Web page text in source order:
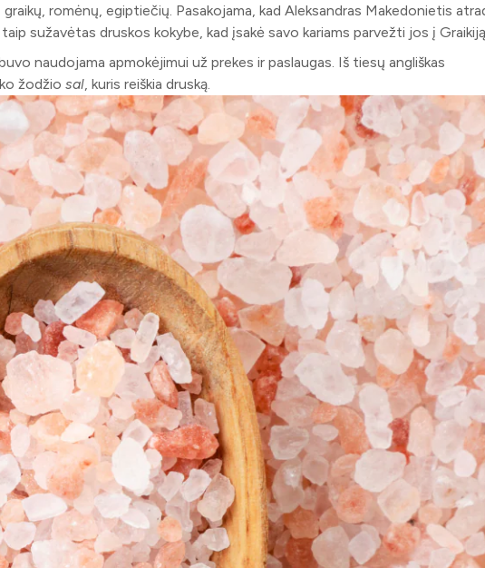
romėnų, egiptiečių. Pasakojama, kad Aleksandras Makedonietis
sužavėtas druskos kokybe, kad įsakė savo kariams parvežti jos į Graikiją.
naudojama apmokėjimui už prekes ir paslaugas. Iš tiesų angliškas
žodžio sal , kuris reiškia druską.